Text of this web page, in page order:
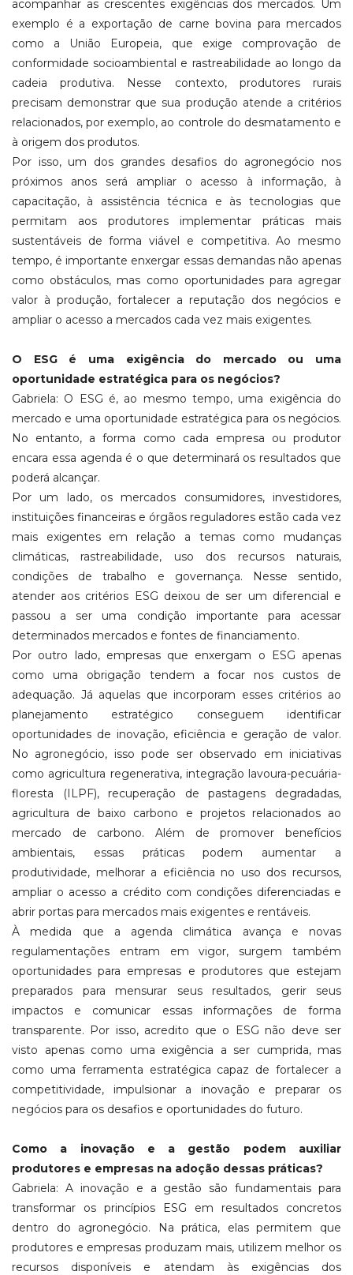
acompanhar as crescentes exigências dos mercados. Um
exemplo é a exportação de carne bovina para mercados
como a União Europeia, que exige comprovação de
conformidade socioambiental e rastreabilidade ao longo da
cadeia produtiva. Nesse contexto, produtores rurais
precisam demonstrar que sua produção atende a critérios
relacionados, por exemplo, ao controle do desmatamento e
à origem dos produtos.
Por isso, um dos grandes desafios do agronegócio nos
próximos anos será ampliar o acesso à informação, à
capacitação, à assistência técnica e às tecnologias que
permitam aos produtores implementar práticas mais
sustentáveis de forma viável e competitiva. Ao mesmo
tempo, é importante enxergar essas demandas não apenas
como obstáculos, mas como oportunidades para agregar
valor à produção, fortalecer a reputação dos negócios e
ampliar o acesso a mercados cada vez mais exigentes.
O ESG é uma exigência do mercado ou uma
oportunidade estratégica para os negócios?
Gabriela: O ESG é, ao mesmo tempo, uma exigência do
mercado e uma oportunidade estratégica para os negócios.
No entanto, a forma como cada empresa ou produtor
encara essa agenda é o que determinará os resultados que
poderá alcançar.
Por um lado, os mercados consumidores, investidores,
instituições financeiras e órgãos reguladores estão cada vez
mais exigentes em relação a temas como mudanças
climáticas, rastreabilidade, uso dos recursos naturais,
condições de trabalho e governança. Nesse sentido,
atender aos critérios ESG deixou de ser um diferencial e
passou a ser uma condição importante para acessar
determinados mercados e fontes de financiamento.
Por outro lado, empresas que enxergam o ESG apenas
como uma obrigação tendem a focar nos custos de
adequação. Já aquelas que incorporam esses critérios ao
planejamento estratégico conseguem identificar
oportunidades de inovação, eficiência e geração de valor.
No agronegócio, isso pode ser observado em iniciativas
como agricultura regenerativa, integração lavoura-pecuária-
floresta (ILPF), recuperação de pastagens degradadas,
agricultura de baixo carbono e projetos relacionados ao
mercado de carbono. Além de promover benefícios
ambientais, essas práticas podem aumentar a
produtividade, melhorar a eficiência no uso dos recursos,
ampliar o acesso a crédito com condições diferenciadas e
abrir portas para mercados mais exigentes e rentáveis.
À medida que a agenda climática avança e novas
regulamentações entram em vigor, surgem também
oportunidades para empresas e produtores que estejam
preparados para mensurar seus resultados, gerir seus
impactos e comunicar essas informações de forma
transparente. Por isso, acredito que o ESG não deve ser
visto apenas como uma exigência a ser cumprida, mas
como uma ferramenta estratégica capaz de fortalecer a
competitividade, impulsionar a inovação e preparar os
negócios para os desafios e oportunidades do futuro.
Como a inovação e a gestão podem auxiliar
produtores e empresas na adoção dessas práticas?
Gabriela: A inovação e a gestão são fundamentais para
transformar os princípios ESG em resultados concretos
dentro do agronegócio. Na prática, elas permitem que
produtores e empresas produzam mais, utilizem melhor os
recursos disponíveis e atendam às exigências dos